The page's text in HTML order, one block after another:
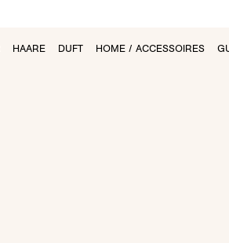
HAARE DUFT HOME / ACCESSOIRES